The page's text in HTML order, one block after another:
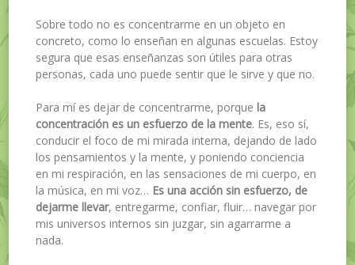
Sobre todo no es concentrarme en un objeto en
concreto, como lo enseñan en algunas escuelas. Estoy
segura que esas enseñanzas son útiles para otras
personas, cada uno puede sentir que le sirve y que no.
Para mí es dejar de concentrarme, porque la
concentración es un esfuerzo de la mente. Es, eso sí,
conducir el foco de mi mirada interna, dejando de lado
los pensamientos y la mente, y poniendo conciencia
en mi respiración, en las sensaciones de mi cuerpo, en
la música, en mi voz… Es una acción sin esfuerzo, de
dejarme llevar, entregarme, confiar, fluir… navegar por
mis universos internos sin juzgar, sin agarrarme a
nada.